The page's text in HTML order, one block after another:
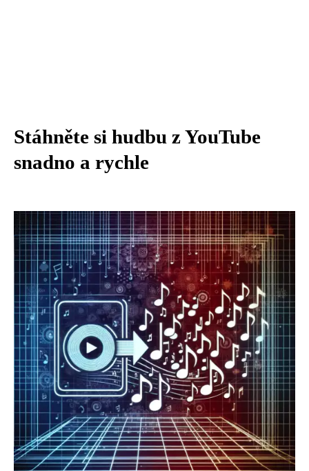
Stáhněte si hudbu z YouTube
snadno a rychle